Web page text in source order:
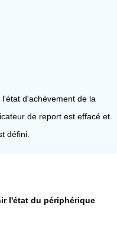
d'achèvement de la
de report est effacé et
défini.
l'état du périphérique